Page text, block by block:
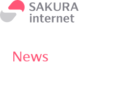
News